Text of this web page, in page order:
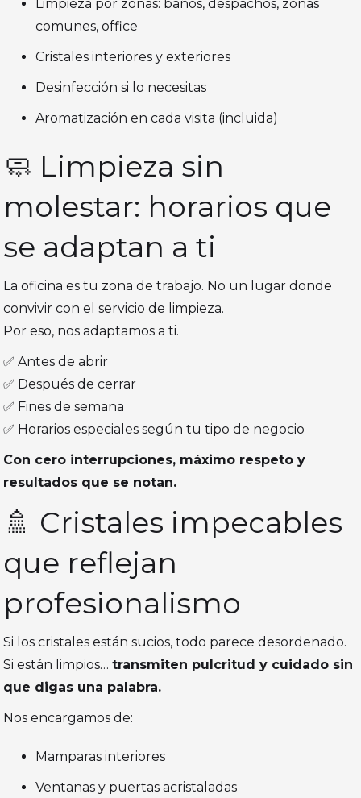
Limpieza por zonas: baños, despachos, zonas
comunes, office
Cristales interiores y exteriores
Desinfección si lo necesitas
Aromatización en cada visita (incluida)
🧼 Limpieza sin
molestar: horarios que
se adaptan a ti
La oficina es tu zona de trabajo. No un lugar donde
convivir con el servicio de limpieza.
Por eso, nos adaptamos a ti.
✅ Antes de abrir
✅ Después de cerrar
✅ Fines de semana
✅ Horarios especiales según tu tipo de negocio
Con cero interrupciones, máximo respeto y
resultados que se notan.
🚿 Cristales impecables
que reflejan
profesionalismo
Si los cristales están sucios, todo parece desordenado.
Si están limpios…transmiten pulcritud y cuidado sin
que digas una palabra.
Nos encargamos de:
Mamparas interiores
Ventanas y puertas acristaladas